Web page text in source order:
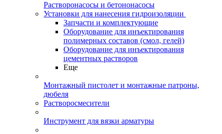
Растворонасосы и бетононасосы
Установки для нанесения гидроизоляции
Запчасти и комплектующие
Оборудование для инъектирования
полимерных составов (смол, гелей)
Оборудование для инъектирования
цементных растворов
Еще
Монтажный пистолет и монтажные патроны,
дюбеля
Растворосмесители
Инструмент для вязки арматуры